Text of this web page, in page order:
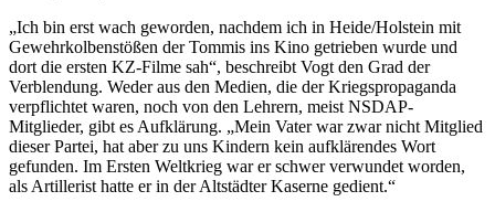
„Ich bin erst wach geworden, nachdem ich in Heide/Holstein mit
Gewehrkolbenstößen der Tommis ins Kino getrieben wurde und
dort die ersten KZ-Filme sah“, beschreibt Vogt den Grad der
Verblendung. Weder aus den Medien, die der Kriegspropaganda
verpflichtet waren, noch von den Lehrern, meist NSDAP-
Mitglieder, gibt es Aufklärung. „Mein Vater war zwar nicht Mitglied
dieser Partei, hat aber zu uns Kindern kein aufklärendes Wort
gefunden. Im Ersten Weltkrieg war er schwer verwundet worden,
als Artillerist hatte er in der Altstädter Kaserne gedient.“